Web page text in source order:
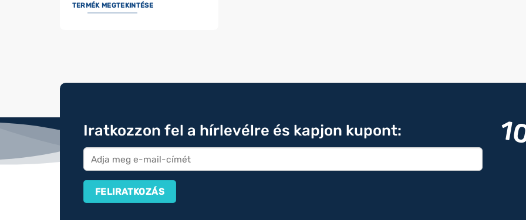
TERMÉK MEGTEKINTÉSE
Iratkozzon fel a hírlevélre és kapjon kupont: